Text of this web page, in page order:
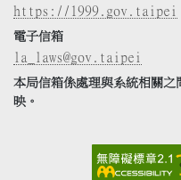
https://1999.gov.taipei
電子信箱
la_laws@gov.taipei
本局信箱係處理與系統相關
映。